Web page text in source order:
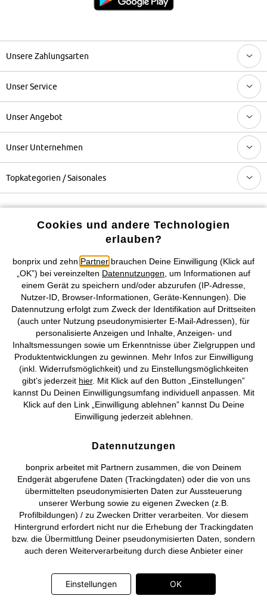
Unsere Zahlungsarten
Unser Service
Unser Angebot
Unser Unternehmen
Topkategorien / Saisonales
Preisangaben inkl. gesetzl. MwSt. und zzgl.Service- &
Versandkosten
AGB Datenschutz Cookie-Einstellungen Impressum
Vertrag widerrufen
©2026 bonprix.Alle Rechte vorbehalten.
Deutsch Français
Cookies und andere Technologien
erlauben?
bonprix und zehn Partner brauchen Deine Einwilligung (Klick auf
„OK”) bei vereinzelten Datennutzungen , um Informationen auf
einem Gerät zu speichern und/oder abzurufen (IP-Adresse,
Nutzer-ID, Browser-Informationen, Geräte-Kennungen). Die
Datennutzung erfolgt zum Zweck der Identifikation auf Drittseiten
(auch unter Nutzung pseudonymisierter E-Mail-Adressen), für
personalisierte Anzeigen und Inhalte, Anzeigen- und
Inhaltsmessungen sowie um Erkenntnisse über Zielgruppen und
Produktentwicklungen zu gewinnen. Mehr Infos zur Einwilligung
(inkl. Widerrufsmöglichkeit) und zu Einstellungsmöglichkeiten
gibt’s jederzeit hier. Mit Klick auf den Button „Einstellungen”
kannst Du Deinen Einwilligungsumfang individuell anpassen. Mit
Klick auf den Link „Einwilligung ablehnen” kannst Du Deine
Einwilligung jederzeit ablehnen.
Datennutzungen
bonprix arbeitet mit Partnern zusammen, die von Deinem
Endgerät abgerufene Daten (Trackingdaten) oder die von uns
übermittelten pseudonymisierten Daten zur Aussteuerung
unserer Werbung sowie zu eigenen Zwecken (z.B.
Profilbildungen) / zu Zwecken Dritter verarbeiten. Vor diesem
Hintergrund erfordert nicht nur die Erhebung der Trackingdaten
bzw. die Übermittlung Deiner pseudonymisierten Daten, sondern
auch deren Weiterverarbeitung durch diese Anbieter einer
Deine pseudonymisierten Daten erst dann übermittelt, wenn Du
auf den in dem Banner auf bonprix.de wiedergebenden Button
Einstellungen OK